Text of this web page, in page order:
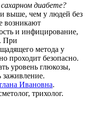
диабете?
выше, чем у людей без
возникают
и инфицирование,
При
метода у
проходит безопасно.
уровень глюкозы,
заживление.
Ивановна.
трихолог.